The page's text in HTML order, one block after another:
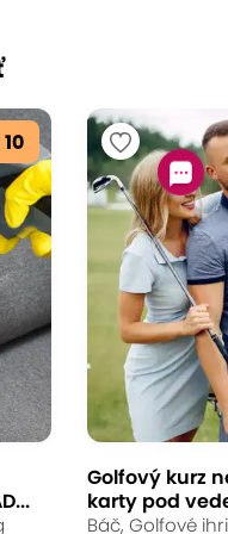
(HD), Dvojka
Wau (HD), TA3
Geographic
Disney Junior
filmov,
JOJ, JOJ
Film Europe,
AMC, Jojko,
Marvel,
10
Golfový kurz
karty pod
Báč, Golfové